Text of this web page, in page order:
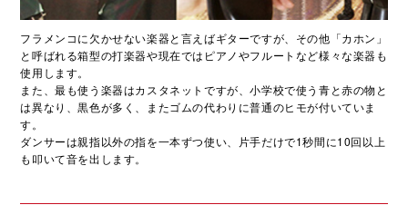
フラメンコに欠かせない楽器と言えばギターですが、その他「カホン」
と呼ばれる箱型の打楽器や現在ではピアノやフルートなど様々な楽器も
使用します。
また、最も使う楽器はカスタネットですが、小学校で使う青と赤の物と
は異なり、黒色が多く、またゴムの代わりに普通のヒモが付いていま
す。
ダンサーは親指以外の指を一本ずつ使い、片手だけで1秒間に10回以上
も叩いて音を出します。